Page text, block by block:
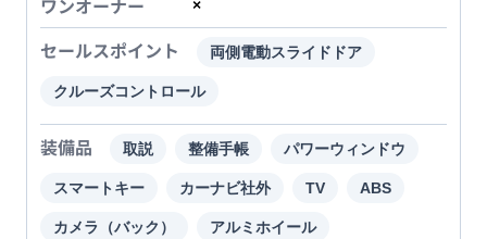
×
セールスポイント 両側電動スライドドア
クルーズコントロール
装備品 取説 整備手帳 パワーウィンドウ
スマートキー カーナビ社外 TV ABS
カメラ（バック） アルミホイール